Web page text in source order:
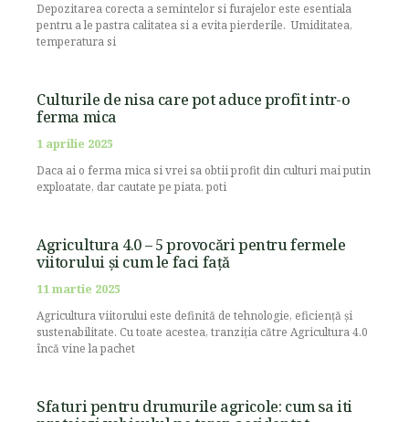
Depozitarea corecta a semintelor si furajelor este esentiala
pentru a le pastra calitatea si a evita pierderile. Umiditatea,
temperatura si
Culturile de nisa care pot aduce profit intr-o
ferma mica
1 aprilie 2025
Daca ai o ferma mica si vrei sa obtii profit din culturi mai putin
exploatate, dar cautate pe piata, poti
Agricultura 4.0 – 5 provocări pentru fermele
viitorului și cum le faci față
11 martie 2025
Agricultura viitorului este definită de tehnologie, eficiență și
sustenabilitate. Cu toate acestea, tranziția către Agricultura 4.0
încă vine la pachet
Sfaturi pentru drumurile agricole: cum sa iti